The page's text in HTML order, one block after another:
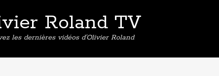
Roland TV
les dernières vidéos d'Olivier Roland